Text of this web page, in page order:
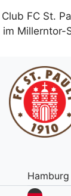
FC St.
Millerntor-
Hamburg